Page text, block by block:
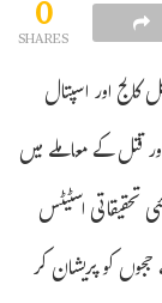
0
SHARES
کالج اور اسپتال
قتل کے معاملے میں
اسٹیٹس
کو پریشان کر